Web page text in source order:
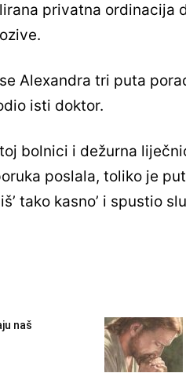
privatna ordinacija
Alexandra tri puta
isti doktor.
bolnici i dežurna
poslala, toliko je
tako kasno’ i spustio
naš